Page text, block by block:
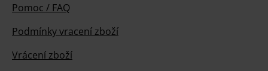
Pomoc / FAQ
Podmínky vracení zboží
Vrácení zboží